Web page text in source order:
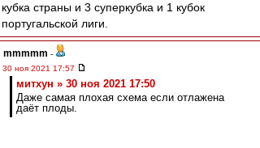
кубка страны и 3 суперкубка и 1 кубок
португальской лиги.
mmmmm -
30 ноя 2021 17:57
митхун » 30 ноя 2021 17:50
Даже самая плохая схема если отлажена
даёт плоды.